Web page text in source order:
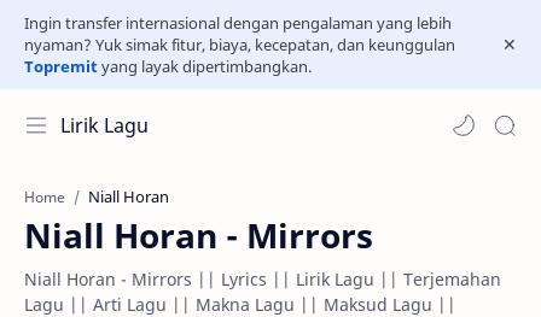
Ingin transfer internasional dengan pengalaman yang lebih
nyaman? Yuk simak fitur, biaya, kecepatan, dan keunggulan
Topremityang layak dipertimbangkan.
Lirik Lagu
Home Niall Horan
Niall Horan - Mirrors
Niall Horan - Mirrors || Lyrics || Lirik Lagu || Terjemahan
Lagu || Arti Lagu || Makna Lagu || Maksud Lagu ||